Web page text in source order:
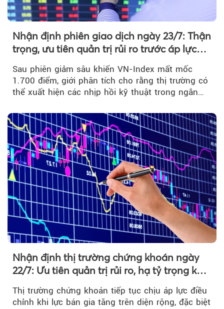
Nhận định phiên giao dịch ngày 23/7: Thận
trọng, ưu tiên quản trị rủi ro trước áp lực
Sau phiên giảm sâu khiến VN-Index mất mốc
1.700 điểm, giới phân tích cho rằng thị trường có
thể xuất hiện các nhịp hồi kỹ thuật trong ngắn
Nhận định thị trường chứng khoán ngày
22/7: Ưu tiên quản trị rủi ro, hạ tỷ trọng khi
Thị trường chứng khoán tiếp tục chịu áp lực điều
chỉnh khi lực bán gia tăng trên diện rộng, đặc biệt